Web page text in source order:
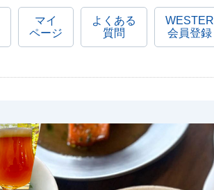
マイ
ページ
よくある
質問
WESTER
会員登録